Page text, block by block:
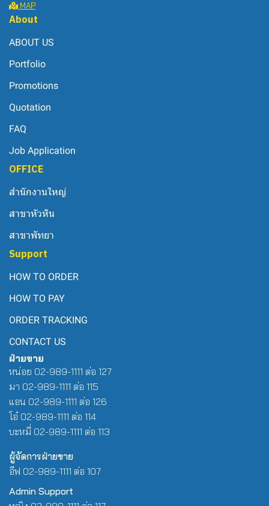
MAP
About
ABOUT US
Portfolio
Promotions
Quotation
FAQ
Job Application
OFFICE
สำนักงานใหญ่
สาขาหัวหิน
สาขาพัทยา
Support
HOW TO ORDER
HOW TO PAY
ORDER TRACKING
CONTACT US
ฝ่ายขาย
หน่อย 02-989-1111 ต่อ 127
มา 02-989-1111 ต่อ 115
แอน 02-989-1111 ต่อ 126
โอ๋ 02-989-1111 ต่อ 114
บะหมี่ 02-989-1111 ต่อ 113
ผู้จัดการฝ่ายขาย
อีฟ 02-989-1111 ต่อ 107
Admin Support